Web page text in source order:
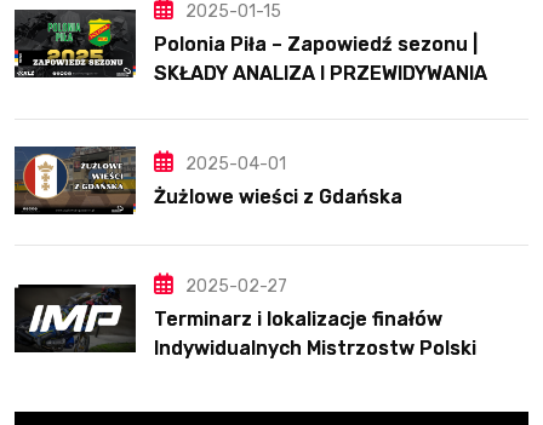
2025-01-15
Polonia Piła – Zapowiedź sezonu |
SKŁADY ANALIZA I PRZEWIDYWANIA
2025-04-01
Żużlowe wieści z Gdańska
2025-02-27
Terminarz i lokalizacje finałów
Indywidualnych Mistrzostw Polski